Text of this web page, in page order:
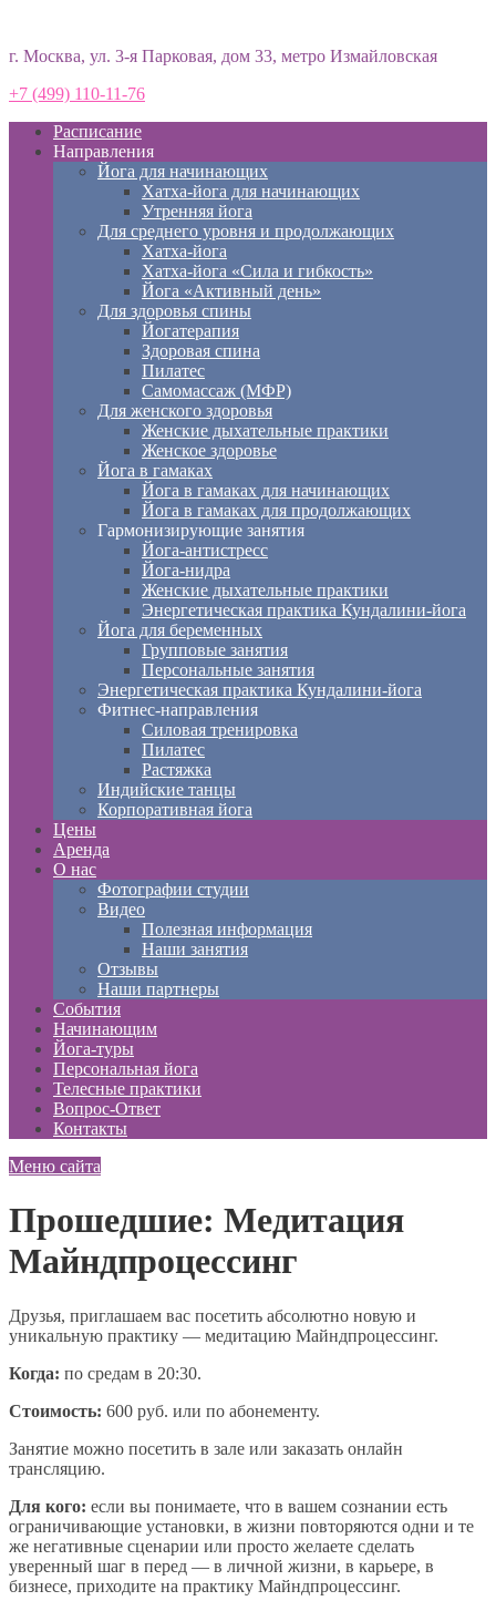
г. Москва, ул. 3-я Парковая, дом 33, метро Измайловская
+7 (499) 110-11-76
Расписание
Направления
Йога для начинающих
Хатха-йога для начинающих
Утренняя йога
Для среднего уровня и продолжающих
Хатха-йога
Хатха-йога «Сила и гибкость»
Йога «Активный день»
Для здоровья спины
Йогатерапия
Здоровая спина
Пилатес
Самомассаж (МФР)
Для женского здоровья
Женские дыхательные практики
Женское здоровье
Йога в гамаках
Йога в гамаках для начинающих
Йога в гамаках для продолжающих
Гармонизирующие занятия
Йога-антистресс
Йога-нидра
Женские дыхательные практики
Энергетическая практика Кундалини-йога
Йога для беременных
Групповые занятия
Персональные занятия
Энергетическая практика Кундалини-йога
Фитнес-направления
Силовая тренировка
Пилатес
Растяжка
Индийские танцы
Корпоративная йога
Цены
Аренда
О нас
Фотографии студии
Видео
Полезная информация
Наши занятия
Отзывы
Наши партнеры
События
Начинающим
Йога-туры
Персональная йога
Телесные практики
Вопрос-Ответ
Контакты
Меню сайта
Прошедшие: Медитация
Майндпроцессинг
Друзья, приглашаем вас посетить абсолютно новую и
уникальную практику — медитацию Майндпроцессинг.
Когда: по средам в 20:30.
Стоимость: 600 руб. или по абонементу.
Занятие можно посетить в зале или заказать онлайн
трансляцию.
Для кого: если вы понимаете, что в вашем сознании есть
ограничивающие установки, в жизни повторяются одни и те
же негативные сценарии или просто желаете сделать
уверенный шаг в перед — в личной жизни, в карьере, в
бизнесе, приходите на практику Майндпроцессинг.